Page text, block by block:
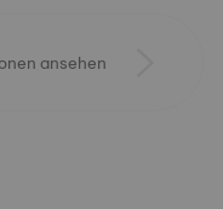
ansehen